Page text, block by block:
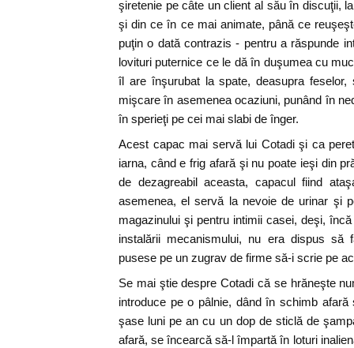
şiretenie pe câte un client al său în discuţii,
şi din ce în ce mai animate, până ce
puţin o dată contrazis - pentru a răspunde
lovituri puternice ce le dă în duşumea cu
îl are înşurubat la spate, deasupra
mişcare în asemenea ocaziuni, punând în
în sperieţi pe cei mai slabi de înger.
Acest capac mai servă lui Cotadi şi ca
iarna, când e frig afară şi nu poate ieşi din
de dezagreabil aceasta, capacul fiind
asemenea, el servă la nevoie de urinar şi
magazinului şi pentru intimii casei, deşi,
instalării mecanismului, nu era dispus
pusese pe un zugrav de firme să-i scrie pe
Se mai ştie despre Cotadi că se hrăneşte
introduce pe o pâlnie, dând în schimb
şase luni pe an cu un dop de sticlă de
afară, se încearcă să-l împartă în loturi